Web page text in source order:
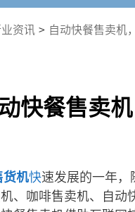
资讯 > 自动快餐售卖机
快餐售卖
货机快速发展的一年
、咖啡售卖机、自